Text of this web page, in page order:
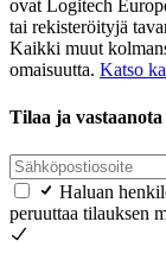
ovat Logitech
tai rekisteröityjä
Kaikki muut
omaisuutta. Katso
Tilaa ja
Haluan
peruuttaa tilauksen